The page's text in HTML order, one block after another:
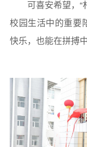
可喜安希望，“
校园生活中的重要
快乐，也能在拼搏